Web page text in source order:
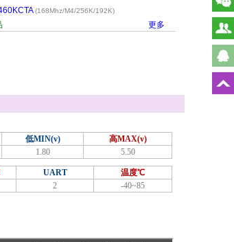
(168Mhz/M4/256K/192K)
更多
低MIN(v)
高MAX(v)
1.80 5.50
UART
温度℃
2 -40~85